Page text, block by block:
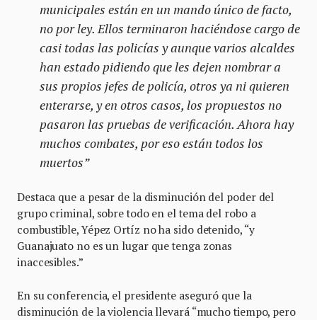
municipales están en un mando único de facto,
no por ley. Ellos terminaron haciéndose cargo de
casi todas las policías y aunque varios alcaldes
han estado pidiendo que les dejen nombrar a
sus propios jefes de policía, otros ya ni quieren
enterarse, y en otros casos, los propuestos no
pasaron las pruebas de verificación. Ahora hay
muchos combates, por eso están todos los
muertos”
Destaca que a pesar de la disminución del poder del
grupo criminal, sobre todo en el tema del robo a
combustible, Yépez Ortíz no ha sido detenido, “y
Guanajuato no es un lugar que tenga zonas
inaccesibles.”
En su conferencia, el presidente aseguró que la
disminución de la violencia llevará “mucho tiempo, pero